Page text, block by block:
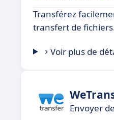
Transférez
transfert de
Voir plus de
Envoyer